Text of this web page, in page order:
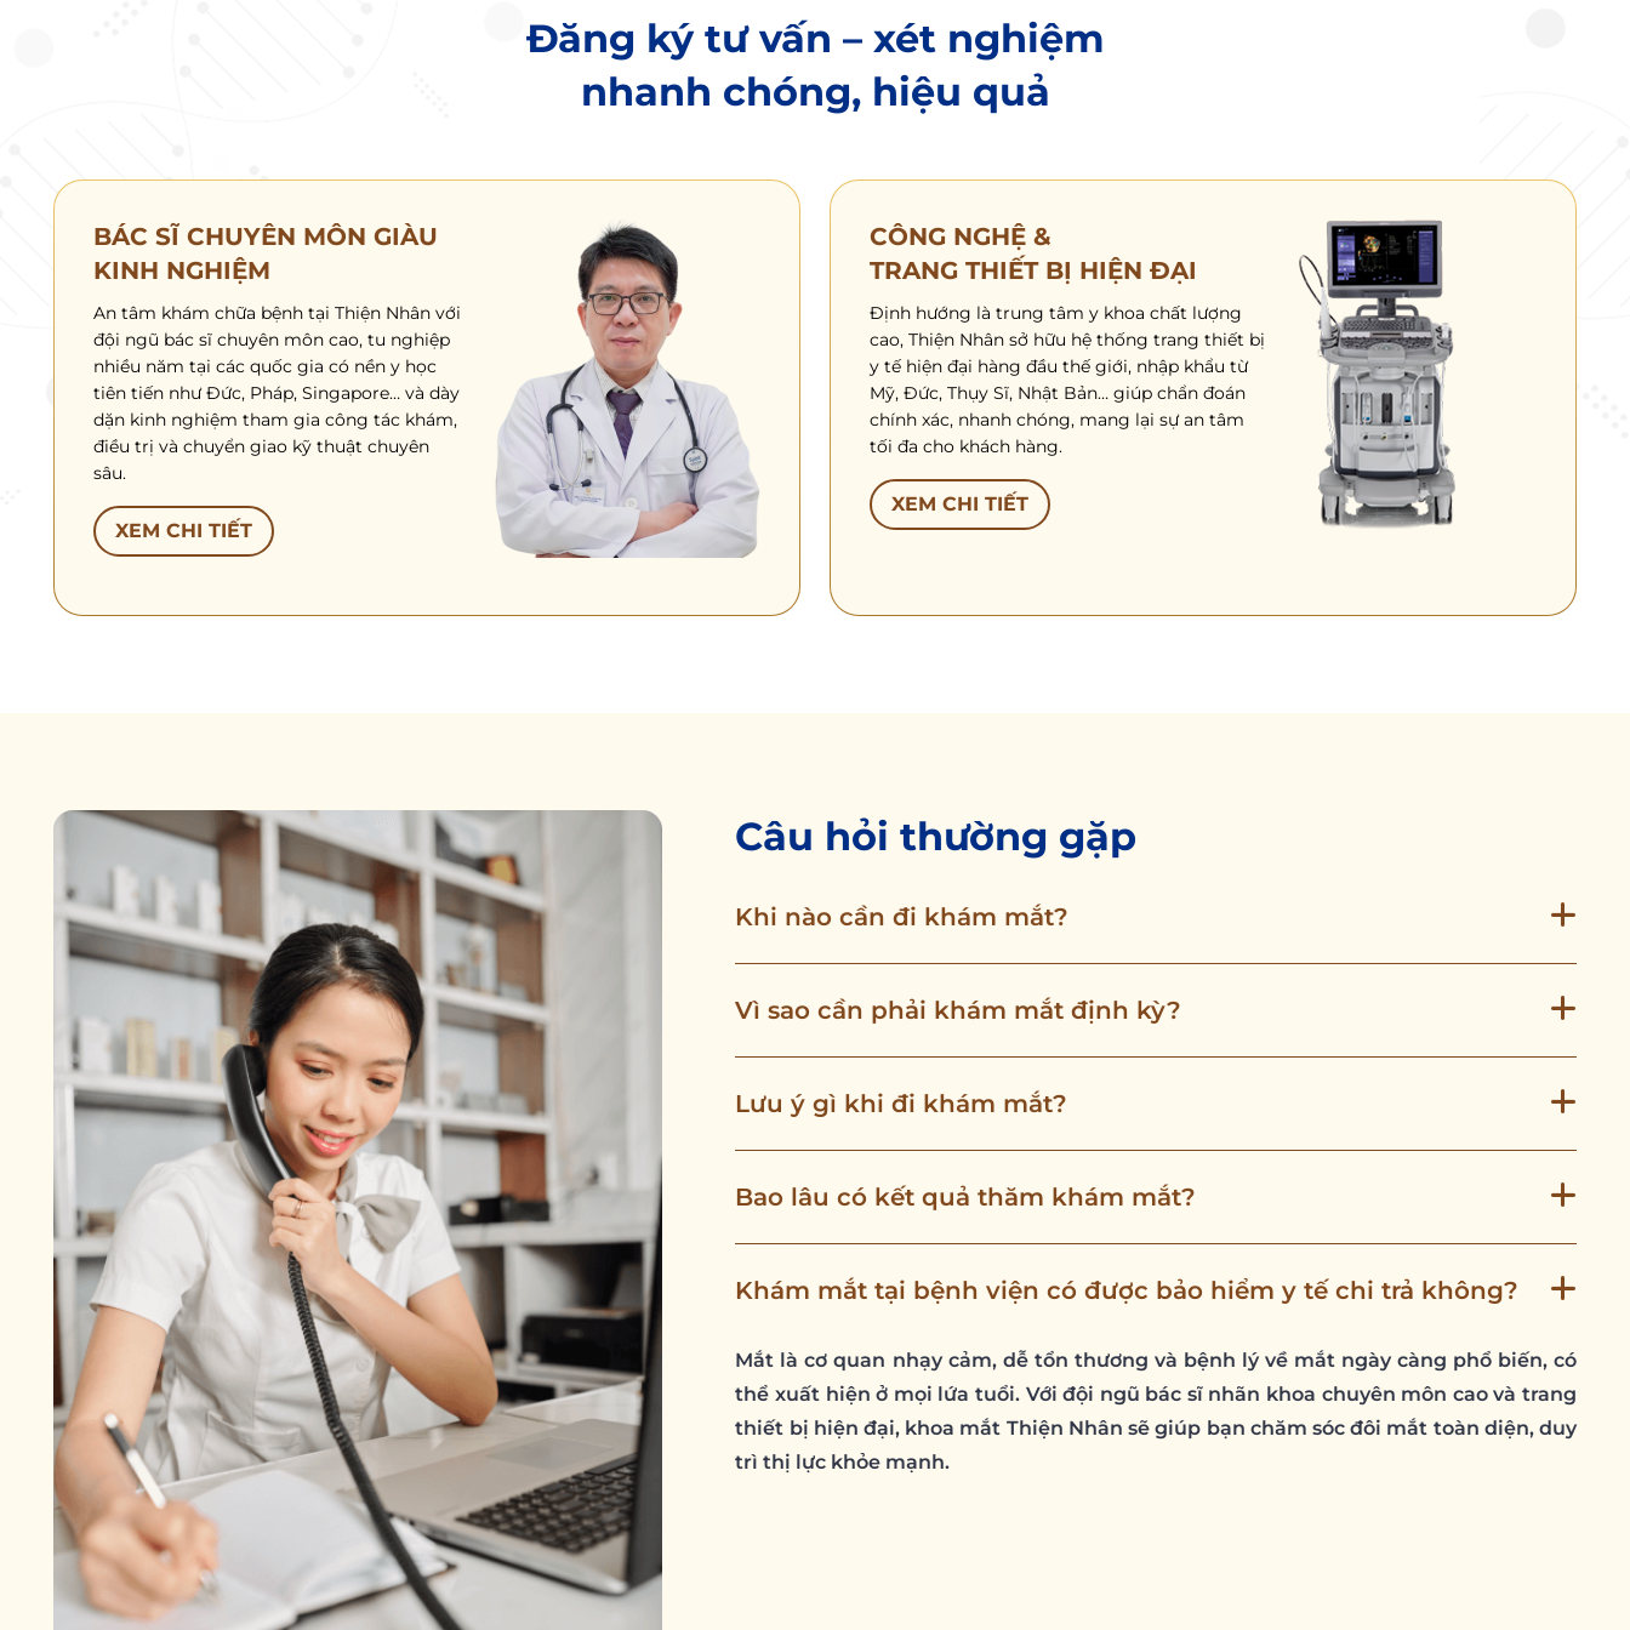
Đăng ký tư vấn – xét nghiệm
nhanh chóng, hiệu quả
BÁC SĨ CHUYÊN MÔN GIÀU
KINH NGHIỆM
An tâm khám chữa bệnh tại Thiện Nhân với
đội ngũ bác sĩ chuyên môn cao, tu nghiệp
nhiều năm tại các quốc gia có nền y học
tiên tiến như Đức, Pháp, Singapore… và dày
dặn kinh nghiệm tham gia công tác khám,
điều trị và chuyển giao kỹ thuật chuyên
sâu.
XEM CHI TIẾT
CÔNG NGHỆ &
TRANG THIẾT BỊ HIỆN ĐẠI
Định hướng là trung tâm y khoa chất lượng
cao, Thiện Nhân sở hữu hệ thống trang thiết bị
y tế hiện đại hàng đầu thế giới, nhập khẩu từ
Mỹ, Đức, Thụy Sĩ, Nhật Bản… giúp chẩn đoán
chính xác, nhanh chóng, mang lại sự an tâm
tối đa cho khách hàng.
XEM CHI TIẾT
Câu hỏi thường gặp
Khi nào cần đi khám mắt?
Vì sao cần phải khám mắt định kỳ?
Lưu ý gì khi đi khám mắt?
Bao lâu có kết quả thăm khám mắt?
Khám mắt tại bệnh viện có được bảo hiểm y tế chi trả không?
Mắt là cơ quan nhạy cảm, dễ tổn thương và bệnh lý về mắt ngày càng phổ biến, có
thể xuất hiện ở mọi lứa tuổi. Với đội ngũ bác sĩ nhãn khoa chuyên môn cao và trang
thiết bị hiện đại, khoa mắt Thiện Nhân sẽ giúp bạn chăm sóc đôi mắt toàn diện, duy
trì thị lực khỏe mạnh.